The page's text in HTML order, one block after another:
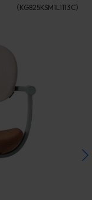
（KG825KSM1L1113C）